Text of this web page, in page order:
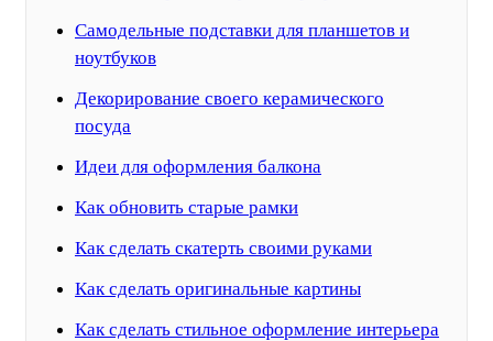
Самодельные подставки для планшетов и
ноутбуков
Декорирование своего керамического
посуда
Идеи для оформления балкона
Как обновить старые рамки
Как сделать скатерть своими руками
Как сделать оригинальные картины
Как сделать стильное оформление интерьера